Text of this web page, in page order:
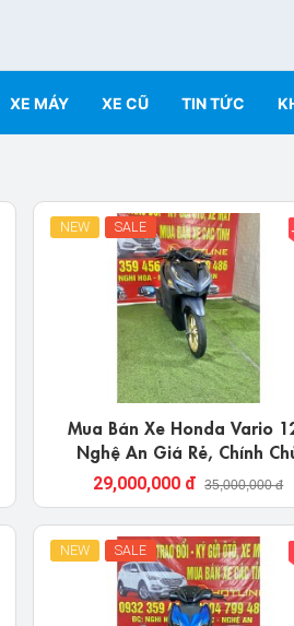
XE MÁY XE CŨ TIN TỨC
NEW SALE
Mua Bán Xe Honda Vario
Nghệ An Giá Rẻ, Chính
29,000,000 đ 35,000,000 đ
NEW SALE